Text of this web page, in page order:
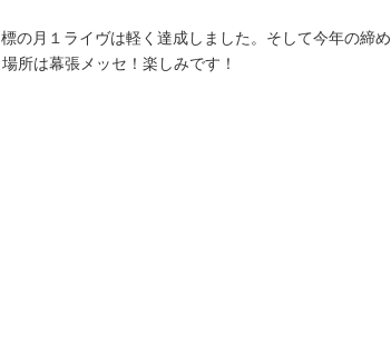
の月１ライヴは軽く達成しました。そして今年の締め
所は幕張メッセ！楽しみです！